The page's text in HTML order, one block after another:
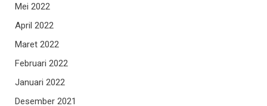
Mei 2022
April 2022
Maret 2022
Februari 2022
Januari 2022
Desember 2021